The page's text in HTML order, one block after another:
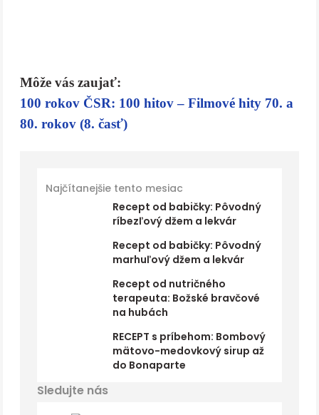
Môže vás zaujať:
100 rokov ČSR: 100 hitov – Filmové hity 70. a
80. rokov (8. časť)
Najčítanejšie tento mesiac
Recept od babičky: Pôvodný
ríbezľový džem a lekvár
Recept od babičky: Pôvodný
marhuľový džem a lekvár
Recept od nutričného
terapeuta: Božské bravčové
na hubách
RECEPT s príbehom: Bombový
mätovo-medovkový sirup až
do Bonaparte
Sledujte nás